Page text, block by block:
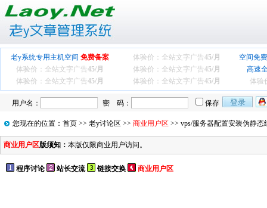
老y系统专用主机空间 免费备案 体验价：全站文字广告45/月
空间免
体验价：全站文字广告45/月 体验价：全站文字广告45/月
高速
体验价：全站文字广告45/月 体验价：全站文字广告45/月 体验
用户名： 密 码： 保存
您现在的位置： 首页 >> 老y讨论区 >> 商业用户区 >> vps/服务器配置安装伪静态
商业用户区版须知： 本版仅限商业用户访问。
程序讨论 站长交流 链接交换 商业用户区